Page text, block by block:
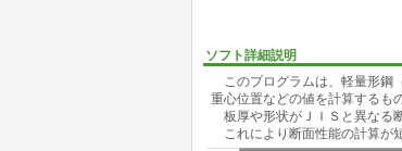
ソフト詳細説明
このプログラムは、軽量形鋼
重心位置などの値を計算するも
板厚や形状がＪＩＳと異なる
これにより断面性能の計算が